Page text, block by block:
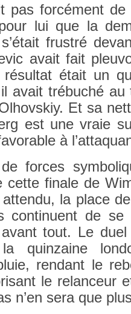
pas forcément
lui que la
frustré
avait fait
était un
avait trébuché
Et sa
est une vraie
à
for­ces
cette fin­ale de
la place
con­tinuent de se
tout. Le duel
quin­zaine
re­ndant le
le re­lan­ceur
n’en sera que